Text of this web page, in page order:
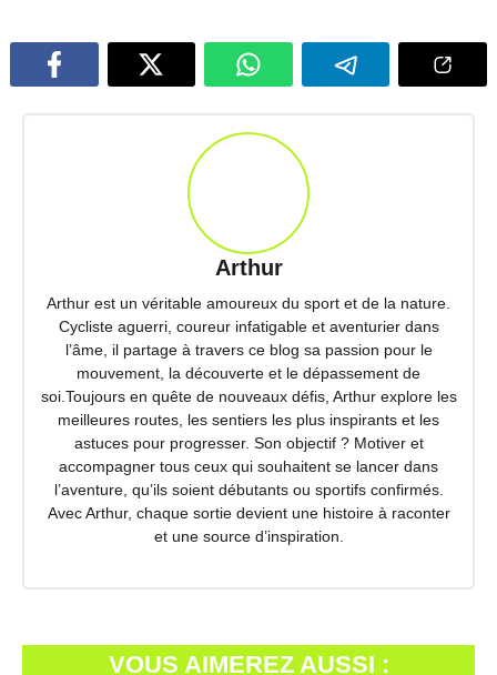
Arthur
Arthur est un véritable amoureux du sport et de la nature.
Cycliste aguerri, coureur infatigable et aventurier dans
l’âme, il partage à travers ce blog sa passion pour le
mouvement, la découverte et le dépassement de
soi.Toujours en quête de nouveaux défis, Arthur explore les
meilleures routes, les sentiers les plus inspirants et les
astuces pour progresser. Son objectif ? Motiver et
accompagner tous ceux qui souhaitent se lancer dans
l’aventure, qu’ils soient débutants ou sportifs confirmés.
Avec Arthur, chaque sortie devient une histoire à raconter
et une source d’inspiration.
VOUS AIMEREZ AUSSI :